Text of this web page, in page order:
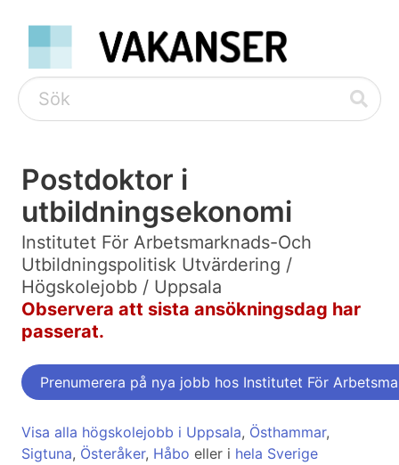
Postdoktor i
utbildningsekonomi
Institutet För Arbetsmarknads-Och
Utbildningspolitisk Utvärdering /
Högskolejobb / Uppsala
Observera att sista ansökningsdag har
passerat.
Prenumerera på nya jobb hos Institutet För
Visa alla högskolejobb i Uppsala, Östhammar,
Sigtuna, Österåker, Håbo eller i hela Sverige